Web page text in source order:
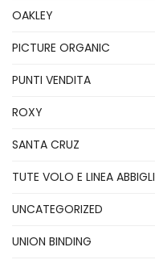
OAKLEY
PICTURE ORGANIC
PUNTI VENDITA
ROXY
SANTA CRUZ
TUTE VOLO E LINEA
UNCATEGORIZED
UNION BINDING